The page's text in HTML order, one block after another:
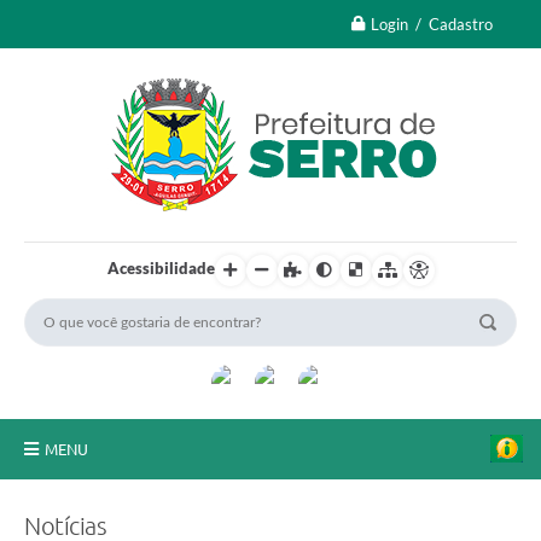
Login / Cadastro
Acessibilidade
MENU
Notícias